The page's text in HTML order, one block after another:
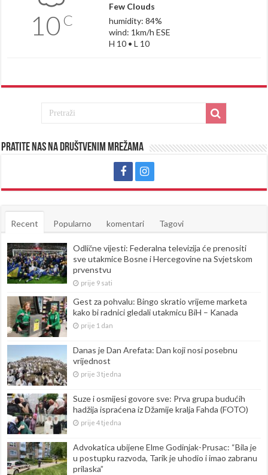
10 C
Few Clouds
humidity: 84%
wind: 1km/h ESE
H 10 • L 10
Pratite nas na društvenim mrežama
Recent Popularno komentari Tagovi
Odlične vijesti: Federalna televizija će prenositi
sve utakmice Bosne i Hercegovine na Svjetskom
prvenstvu
prije 9 sati
Gest za pohvalu: Bingo skratio vrijeme marketa
kako bi radnici gledali utakmicu BiH – Kanada
prije 1 dan
Danas je Dan Arefata: Dan koji nosi posebnu
vrijednost
prije 3 tjedna
Suze i osmijesi govore sve: Prva grupa budućih
hadžija ispraćena iz Džamije kralja Fahda (FOTO)
prije 4 tjedna
Advokatica ubijene Elme Godinjak-Prusac: “Bila je
u postupku razvoda, Tarik je uhodio i imao zabranu
prilaska”